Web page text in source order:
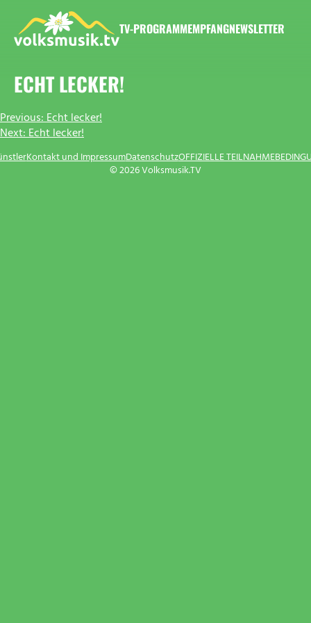
Inhalt
springen
TV-PROGRAMMEMPFANGNEWSLETTER
ECHT LECKER!
BEITRAGSNAVIGATION
Previous:Echt lecker!
Next:Echt lecker!
© 2026 Volksmusik.TV
Kontakt und ImpressumDatenschutzOFFIZIELLE